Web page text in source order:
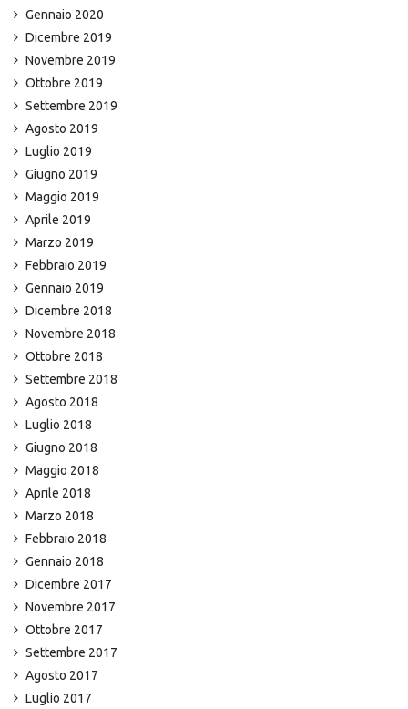
Gennaio 2020
Dicembre 2019
Novembre 2019
Ottobre 2019
Settembre 2019
Agosto 2019
Luglio 2019
Giugno 2019
Maggio 2019
Aprile 2019
Marzo 2019
Febbraio 2019
Gennaio 2019
Dicembre 2018
Novembre 2018
Ottobre 2018
Settembre 2018
Agosto 2018
Luglio 2018
Giugno 2018
Maggio 2018
Aprile 2018
Marzo 2018
Febbraio 2018
Gennaio 2018
Dicembre 2017
Novembre 2017
Ottobre 2017
Settembre 2017
Agosto 2017
Luglio 2017